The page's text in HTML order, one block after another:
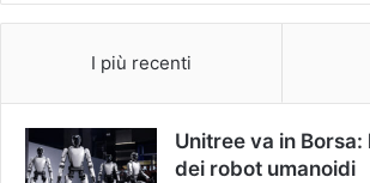
I più recenti
Unitree va in
dei robot umanoidi